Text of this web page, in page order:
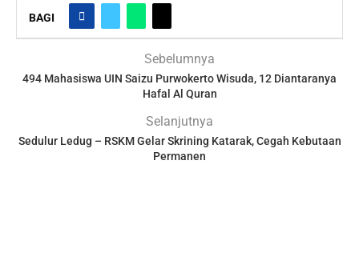
BAGI
Sebelumnya
494 Mahasiswa UIN Saizu Purwokerto Wisuda, 12 Diantaranya
Hafal Al Quran
Selanjutnya
Sedulur Ledug – RSKM Gelar Skrining Katarak, Cegah Kebutaan
Permanen